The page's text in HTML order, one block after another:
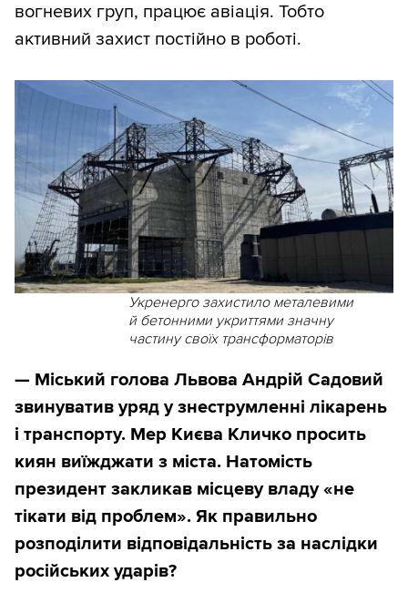
вогневих груп, працює авіація. Тобто
активний захист постійно в роботі.
Укренерго захистило металевими
й бетонними укриттями значну
частину своїх трансформаторів
— Міський голова Львова Андрій Садовий
звинуватив уряд у знеструмленні лікарень
і транспорту. Мер Києва Кличко просить
киян виїжджати з міста. Натомість
президент закликав місцеву владу «не
тікати від проблем». Як правильно
розподілити відповідальність за наслідки
російських ударів?